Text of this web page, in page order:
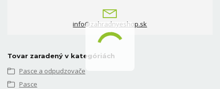
info@zahradnyeshop.sk
Tovar zaradený v kategóriách
Pasce a odpudzovače
Pasce